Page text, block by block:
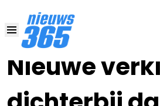
Nieuwe
29 JAN 2020, 14:00